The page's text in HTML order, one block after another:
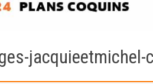
jacquieetmichel-